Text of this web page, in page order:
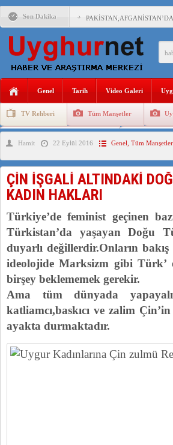
Son Dakika
ÇİN’İN DOĞU
DİYANET AKADEMİSİ
ÇİN’İN UYGUR
MHP’DEN URUMÇİ
ÇİN’İN ANKARA
Genel Tarih Video Galeri
TV Rehberi Tüm Manşetler
Uygurlarda Düğün ve Cenaze
Hamit 22 Eylül 2016 Genel Tüm Manşetler
ÇİN İŞGALİ ALTINDAKİ
KADIN HAKLARI
Türkiye’de feminist geçinen
Türkistan’da yaşayan Doğu
duyarlı değillerdir.Onların
ideolojide Marksizm gibi Türk’
birşey beklememek gerekir.
Ama tüm dünyada
katliamcı,baskıcı ve zalim
ayakta durmaktadır.